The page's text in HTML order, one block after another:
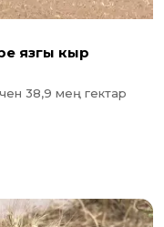
язгы кыр
38,9 мең гектар